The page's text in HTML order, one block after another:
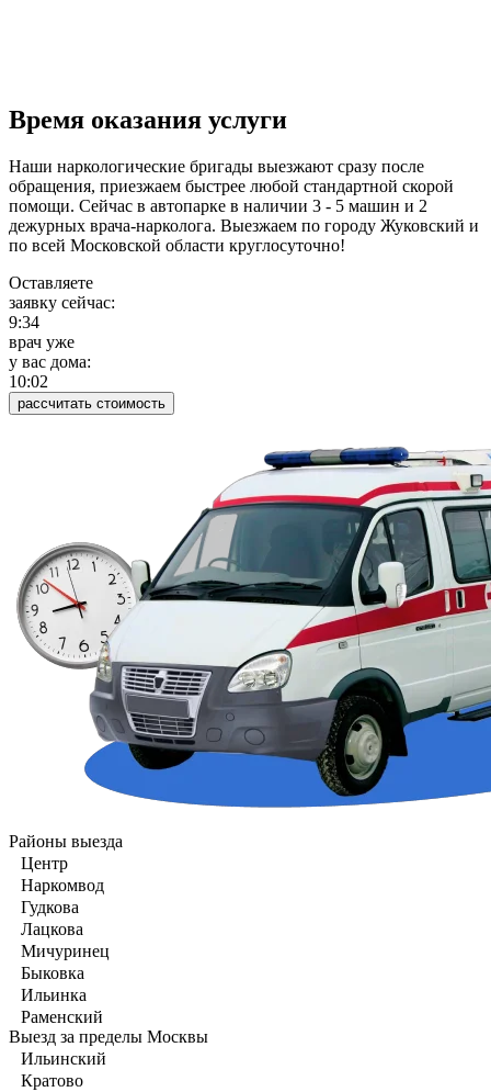
Время оказания услуги
Наши наркологические бригады выезжают сразу после
обращения, приезжаем быстрее любой стандартной скорой
помощи. Сейчас в автопарке в наличии 3 - 5 машин и 2
дежурных врача-нарколога. Выезжаем по городу Жуковский и
по всей Московской области круглосуточно!
Оставляете
заявку сейчас:
9:34
врач уже
у вас дома:
10:02
рассчитать стоимость
Районы выезда
Центр
Наркомвод
Гудкова
Лацкова
Мичуринец
Быковка
Ильинка
Раменский
Выезд за пределы Москвы
Ильинский
Кратово